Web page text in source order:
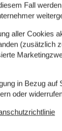
und
und Dünen
gemütliche
und
die eine
Stress und
Sie ein
für
Fall
aller Cookies
(zusätzlich
in Bezug auf
oder